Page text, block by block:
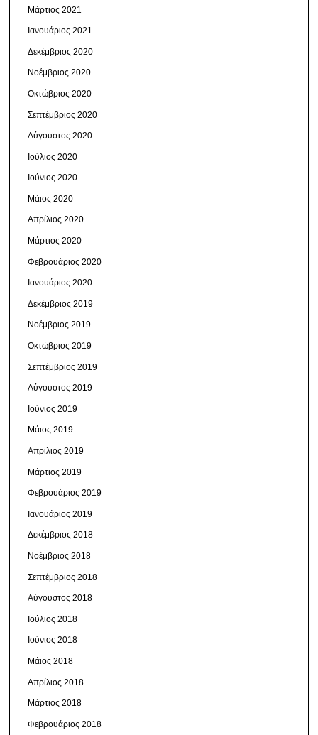
Μάρτιος 2021
Ιανουάριος 2021
Δεκέμβριος 2020
Νοέμβριος 2020
Οκτώβριος 2020
Σεπτέμβριος 2020
Αύγουστος 2020
Ιούλιος 2020
Ιούνιος 2020
Μάιος 2020
Απρίλιος 2020
Μάρτιος 2020
Φεβρουάριος 2020
Ιανουάριος 2020
Δεκέμβριος 2019
Νοέμβριος 2019
Οκτώβριος 2019
Σεπτέμβριος 2019
Αύγουστος 2019
Ιούνιος 2019
Μάιος 2019
Απρίλιος 2019
Μάρτιος 2019
Φεβρουάριος 2019
Ιανουάριος 2019
Δεκέμβριος 2018
Νοέμβριος 2018
Σεπτέμβριος 2018
Αύγουστος 2018
Ιούλιος 2018
Ιούνιος 2018
Μάιος 2018
Απρίλιος 2018
Μάρτιος 2018
Φεβρουάριος 2018